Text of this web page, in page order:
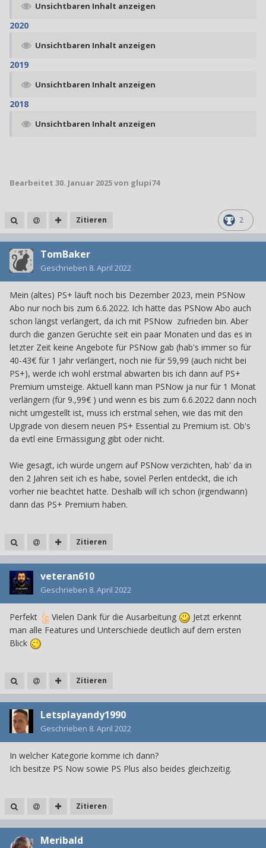
Unsichtbaren Inhalt anzeigen
2020
Unsichtbaren Inhalt anzeigen
2019
Unsichtbaren Inhalt anzeigen
2018
Unsichtbaren Inhalt anzeigen
Bearbeitet 30. Januar 2025von glupi74
2
Zitieren
TomBaker
Geschrieben 8. April 2022
Mein (altes) PS+ läuft noch bis Dezember 2023, mein PSNow
Abo nur noch bis zum 6.6.2022. Ich hätte das PSNow Abo auch
schon längst verlängert, da ich mit PSNow zufrieden bin. Aber
durch die ganzen Gerüchte seit ein paar Monaten und das es in
letzter Zeit keine Angebote für PSNow gab (hab's immer so für
40-43€ für 1 Jahr verlängert, noch nie für 59,99 (auch nicht bei
PS+), werde ich wohl erstmal abwarten bis ich dann auf PS+
Premium umsteige. Aktuell kann man PSNow ja nur für 1 Monat
verlängern (für 9.,99€ ) und wenn es bis zum 6.6.2022 dann noch
nicht umgestellt ist, muss ich erstmal sehen, wie das mit den
Upgrade von diesem neuen PS+ Essential zu Premium ist. Ob's
da evtl eine Ermässigung gibt oder nicht.
Wie gesagt, ich würde ungern auf PSNow verzichten, hab' da in
den 2 Jahren seit ich es habe, soviel Perlen entdeckt, die ich
vorher nie beachtet hatte. Deshalb will ich schon (irgendwann)
dann das PS+ Premium haben.
Zitieren
veteran610
Geschrieben 8. April 2022
Perfekt Vielen Dank für die Ausarbeitung
Jetzt erkennt
man alle Features und Unterschiede deutlich auf dem ersten
Blick
Zitieren
Letsplayandy1990
Geschrieben 8. April 2022
In welcher Kategorie komme ich dann?
Ich besitze PS Now sowie PS Plus also beides gleichzeitig.
Zitieren
Meribald